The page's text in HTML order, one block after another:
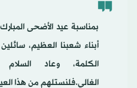
بمناسبة عيد الأضحى
أبناء شعبنا العظيم،
الكلمة، وعاد السلام
الغالي.فلنستلهم من هذا